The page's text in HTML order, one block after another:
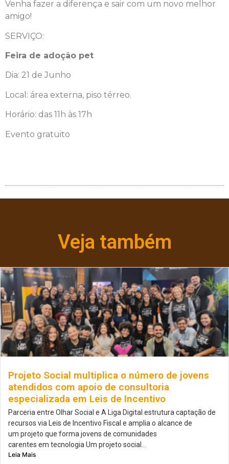
Venha fazer a diferença e sair com um novo melhor
amigo!
SERVIÇO:
Feira de adoção pet
Dia: 21 de Junho
Local: área externa, piso térreo.
Horário: das 11h às 17h
Evento gratuito
Veja também
Projeto Social multiplica o número de jovens
atendidos com apoio de consultoria
especializada em Leis de Incentivo
Parceria entre Olhar Social e A Liga Digital estrutura captação de
recursos via Leis de Incentivo Fiscal e amplia o alcance de
um projeto que forma jovens de comunidades
carentes em tecnologia Um projeto social...
Leia Mais